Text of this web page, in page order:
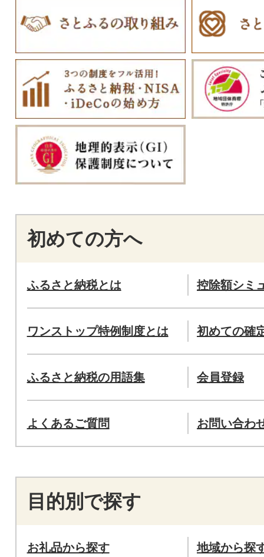
初めての方へ
ふるさと納税とは 控除額シミ
ワンストップ特例制度とは 初めての確
ふるさと納税の用語集 会員登録
よくあるご質問 お問い合わ
目的別で探す
お礼品から探す 地域から探